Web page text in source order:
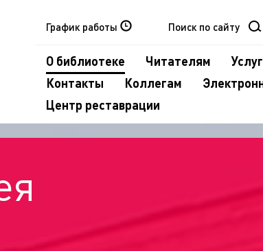
График работы
О библиотеке Читателям
Контакты
Коллегам
Центр реставрации